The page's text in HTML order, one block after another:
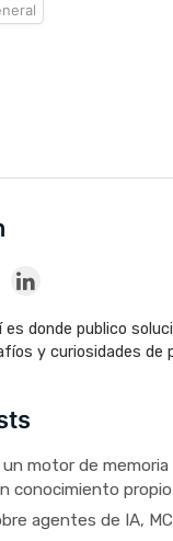
donde publico
y curiosidades de
motor de
conocimiento propio
agentes de IA,